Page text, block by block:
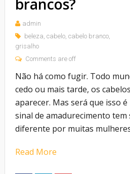
brancos?
admin
beleza, cabelo, cabelo branco,
grisalho
Comments are off
Não há como fugir. Todo
cedo ou mais tarde, os
aparecer. Mas será que isso é
sinal de amadurecimento
diferente por muitas
Read More